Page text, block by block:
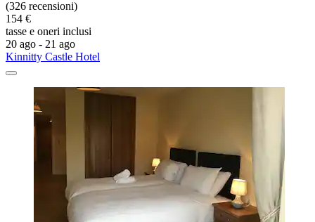
(326 recensioni)
154 €
tasse e oneri inclusi
20 ago - 21 ago
Kinnitty Castle Hotel